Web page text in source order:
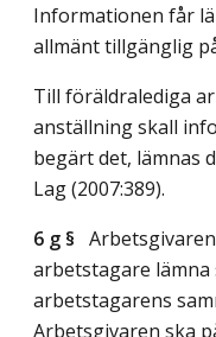
Informationen får
allmänt tillgänglig
Till föräldralediga
anställning skall
begärt det, lämnas
Lag (2007:389).
6 g §
arbetstagare
arbetstagarens
Arbetsgivaren ska